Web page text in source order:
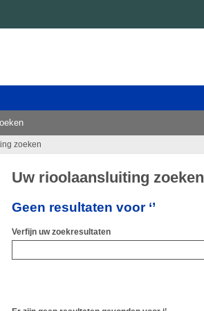
zoeken
Uw rioolaansluiting zoeken
Geen resultaten voor ‘’
Verfijn uw zoekresultaten